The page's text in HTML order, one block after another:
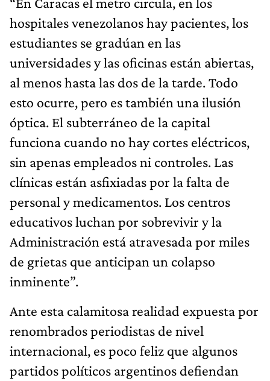
hospitales venezolanos hay pacientes, los
estudiantes se gradúan en las
universidades y las oficinas están abiertas,
al menos hasta las dos de la tarde. Todo
esto ocurre, pero es también una ilusión
óptica. El subterráneo de la capital
funciona cuando no hay cortes eléctricos,
sin apenas empleados ni controles. Las
clínicas están asfixiadas por la falta de
personal y medicamentos. Los centros
educativos luchan por sobrevivir y la
Administración está atravesada por miles
de grietas que anticipan un colapso
inminente”.
Ante esta calamitosa realidad expuesta por
renombrados periodistas de nivel
internacional, es poco feliz que algunos
partidos políticos argentinos defiendan